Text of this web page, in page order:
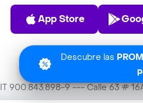
Descubre las
App Store
App Store
900.843.898-9 --- Calle 63 #